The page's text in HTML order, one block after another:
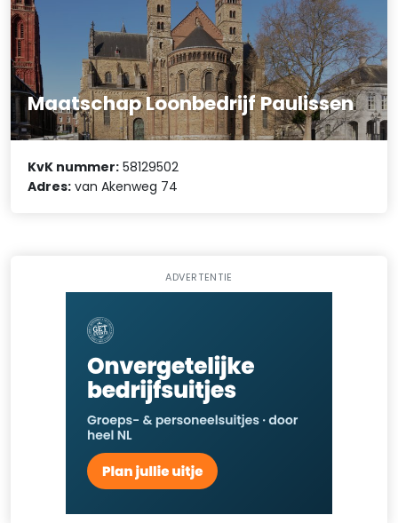
Maatschap Loonbedrijf Paulissen
KvK nummer: 58129502
Adres: van Akenweg 74
ADVERTENTIE